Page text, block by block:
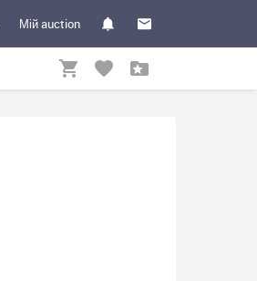
Мій auction